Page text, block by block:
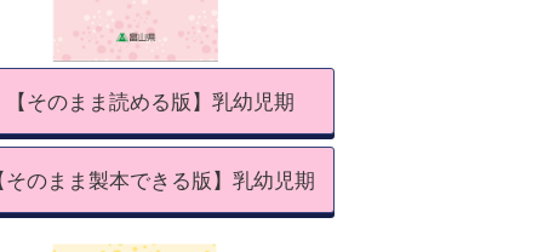
【そのまま読める版】乳幼児期
そのまま製本できる版】乳幼児期